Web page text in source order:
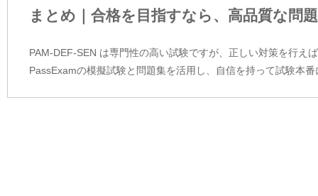
まとめ｜合格を目指すなら、高品質な問
PAM-DEF-SEN は専門性の高い試験ですが、正しい対策を行え
PassExamの模擬試験と問題集を活用し、自信を持って試験本